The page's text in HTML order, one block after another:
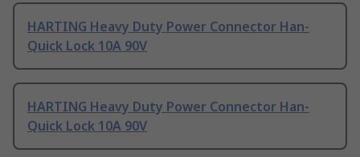
HARTING Heavy Duty Power Connector Han-
Quick Lock 10A 90V
HARTING Heavy Duty Power Connector Han-
Quick Lock 10A 90V